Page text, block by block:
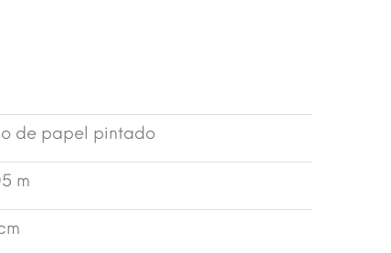
de papel pintado
m